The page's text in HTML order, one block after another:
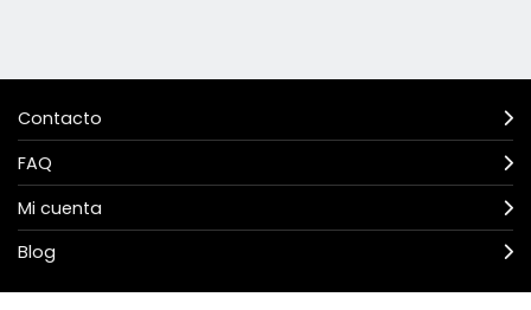
Contacto
FAQ
Mi cuenta
Blog